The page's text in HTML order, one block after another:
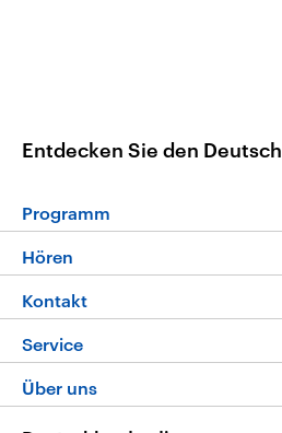
Entdecken Sie den
Programm
Programm
Die Nachrichten
Nachrichtenleicht
Neue Beiträge auf dlf.de
Hören
Livestream
Podcasts
Deutschlandfunk App
Kontakt
Hörerservice
Service
FAQ
Über uns